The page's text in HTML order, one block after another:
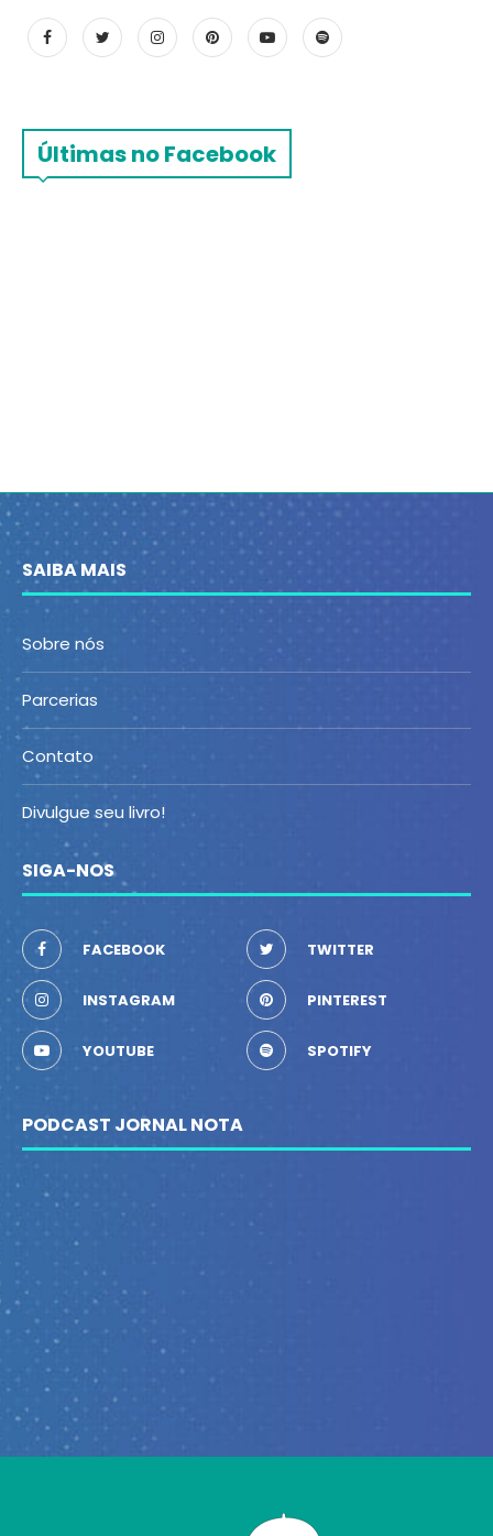
Últimas no Facebook
SAIBA MAIS
Sobre nós
Parcerias
Contato
Divulgue seu livro!
SIGA-NOS
FACEBOOK TWITTER
INSTAGRAM PINTEREST
YOUTUBE SPOTIFY
PODCAST JORNAL NOTA